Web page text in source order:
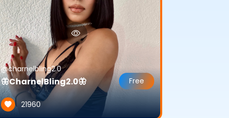
@charnelbling2.0
🦋CharnelBling2.0🦋
21960
Free